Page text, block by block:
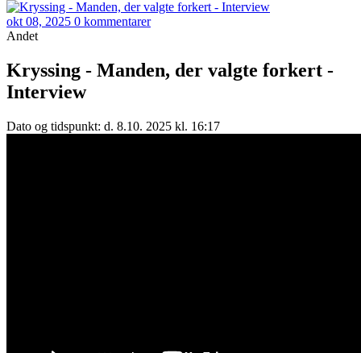
okt 08, 2025 0 kommentarer
Andet
Kryssing - Manden, der valgte forkert -
Interview
Dato og tidspunkt: d. 8.10. 2025 kl. 16:17